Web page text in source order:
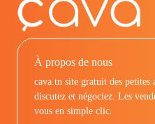
À propos de nous
cava.tn site gratuit des petites
discutez et négociez. Les
vous en simple clic.